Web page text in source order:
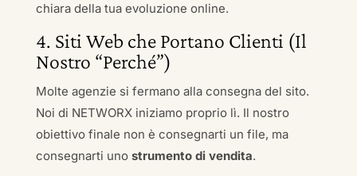
chiara della tua evoluzione online.
4. Siti Web che Portano Clienti (Il
Nostro “Perché”)
Molte agenzie si fermano alla consegna del sito.
Noi di NETWORX iniziamo proprio lì. Il nostro
obiettivo finale non è consegnarti un file, ma
consegnarti uno strumento di vendita.